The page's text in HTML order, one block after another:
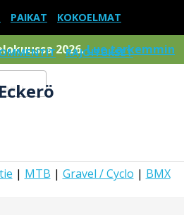
PAIKAT KOKOELMAT
RAJOITUKSET
2026.Lue tarkemmin
| MTB | Gravel / Cyclo | BMX